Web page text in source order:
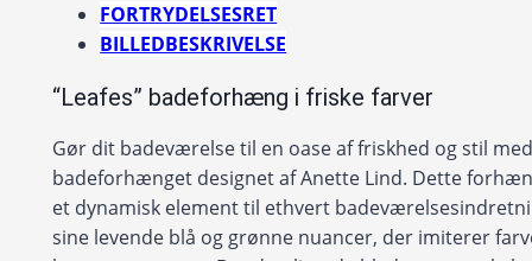
FORTRYDELSESRET
BILLEDBESKRIVELSE
“Leafes” badeforhæng i friske farver
Gør dit badeværelse til en oase af friskhed og stil med
badeforhænget designet af Anette Lind. Dette
et dynamisk element til ethvert
sine levende blå og grønne nuancer, der imiterer